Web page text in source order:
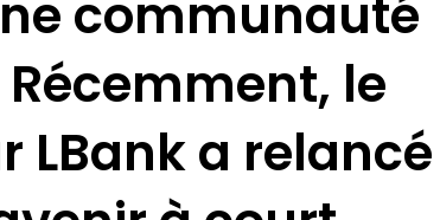
communauté
le
LBank a relancé